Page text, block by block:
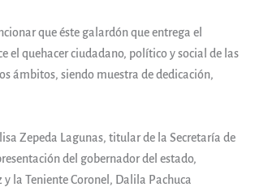
que éste galardón que entrega el
el quehacer ciudadano, político y social de las
ámbitos, siendo muestra de dedicación,
Zepeda Lagunas, titular de la Secretaría de
del gobernador del estado,
y la Teniente Coronel, Dalila Pachuca